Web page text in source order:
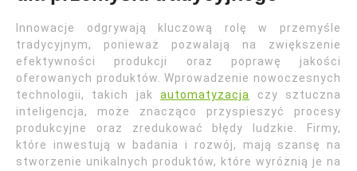
Innowacje odgrywają kluczową rolę w przemyśle
tradycyjnym, ponieważ pozwalają na zwiększenie
efektywności produkcji oraz poprawę jakości
oferowanych produktów. Wprowadzenie nowoczesnych
technologii, takich jakautomatyzacja
czy sztuczna
inteligencja, może znacząco przyspieszyć procesy
produkcyjne oraz zredukować błędy ludzkie. Firmy,
które inwestują w badania i rozwój, mają szansę na
stworzenie unikalnych produktów, które wyróżnią je na